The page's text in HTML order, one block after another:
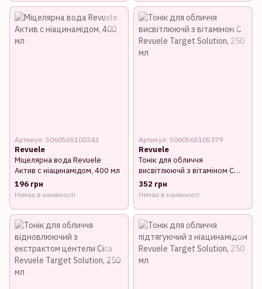
Артикул: 5060565100343
Revuele
Міцелярна вода Revuele
Актив с ніацинамідом, 400 мл
196 грн
Немає в наявності
Артикул: 5060565105379
Revuele
Тонік для обличчя
висвітлюючй з вітаміном C
Revuele Target Solution, 250
мл
352 грн
Немає в наявності